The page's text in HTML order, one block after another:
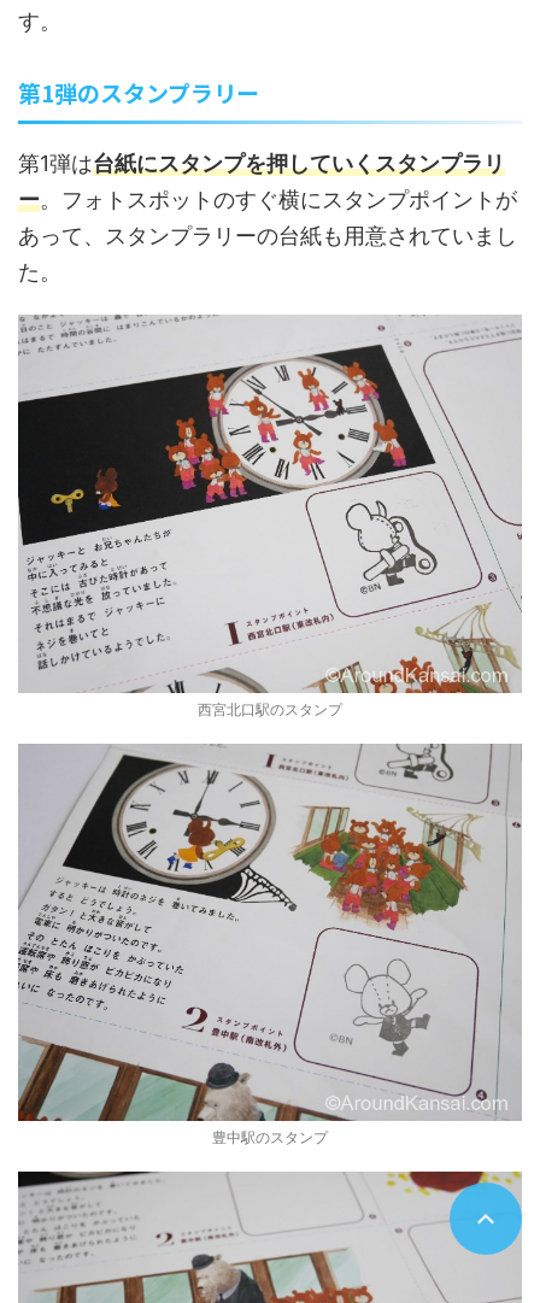
す。
第1弾のスタンプラリー
第1弾は台紙にスタンプを押していくスタンプラリ
ー。フォトスポットのすぐ横にスタンプポイントが
あって、スタンプラリーの台紙も用意されていまし
た。
西宮北口駅のスタンプ
豊中駅のスタンプ